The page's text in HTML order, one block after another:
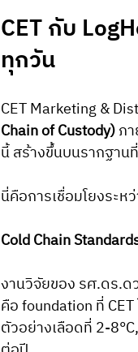
CET กับ
ทุกวัน
CET Marketing &
Chain of Custody) ภ
นี้ สร้างขึ้นบนรากฐาน
นี่คือการเชื่อมโยงระห
Cold Chain
งานวิจัยของ รศ.ดร.
คือ foundation ที่
ตัวอย่างเลือดที่ 2-